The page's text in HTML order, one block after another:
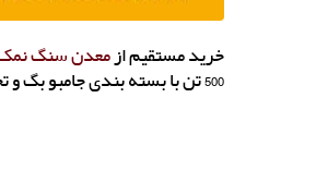
خرید مستقیم ازمعدن سنگ
500 تن با بسته بندی جامبو بگ و تحویل لب مرز.